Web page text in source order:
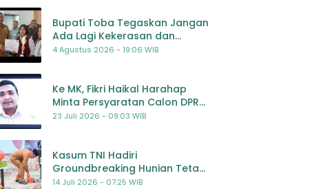
Bupati Toba Tegaskan Jangan
Ada Lagi Kekerasan dan
Bullying Terhadap Anak,
4 Agustus 2026 - 19:06 WIB
Ke MK, Fikri Haikal Harahap
Minta Persyaratan Calon DPR
Dilengkapi Penilaian
23 Juli 2026 - 09:03 WIB
Kasum TNI Hadiri
Groundbreaking Hunian Tetap
Pascabencana di
14 Juli 2026 - 07:25 WIB